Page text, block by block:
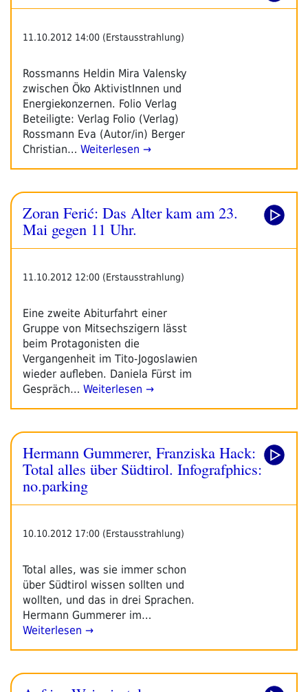
11.10.2012 14:00 (Erstausstrahlung)
Rossmanns Heldin Mira Valensky
zwischen Öko­ AktivistInnen und
Energiekonzernen. Folio Verlag
Beteiligte: Verlag Folio (Verlag)
Rossmann Eva (Autor/in) Berger
Christian… Weiterlesen →
Zoran Ferić: Das Alter kam am 23.
Mai gegen 11 Uhr.
11.10.2012 12:00 (Erstausstrahlung)
Eine zweite Abiturfahrt einer
Gruppe von Mitsechszigern lässt
beim Protagonisten die
Vergangenheit im Tito-Jogoslawien
wieder aufleben. Daniela Fürst im
Gespräch… Weiterlesen →
Hermann Gummerer, Franziska Hack:
Total alles über Südtirol. Infografphics:
no.parking
10.10.2012 17:00 (Erstausstrahlung)
Total alles, was sie immer schon
über Südtirol wissen sollten und
wollten, und das in drei Sprachen.
Hermann Gummerer im…
Weiterlesen →